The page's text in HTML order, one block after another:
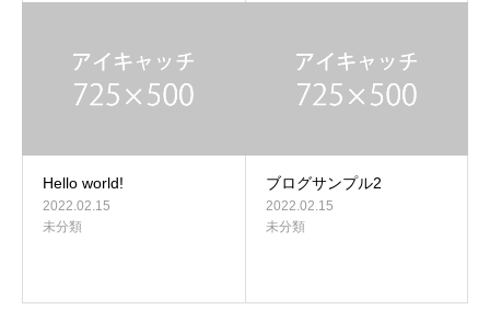
Hello world!
2022.02.15
未分類
ブログサンプル2
2022.02.15
未分類